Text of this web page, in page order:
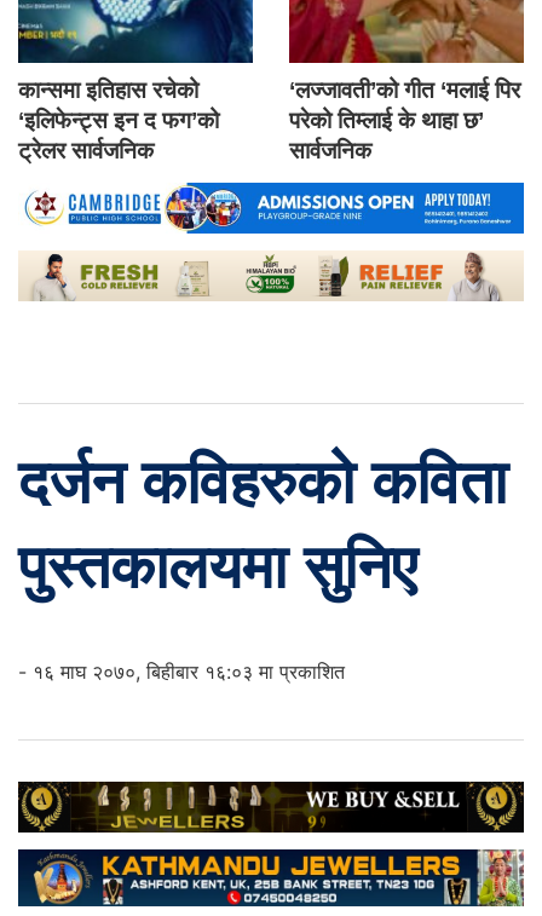
कान्समा इतिहास रचेको
‘इलिफेन्ट्स इन द फग’को
ट्रेलर सार्वजनिक
‘लज्जावती’को गीत ‘मलाई पिर
परेको तिम्लाई के थाहा छ’
सार्वजनिक
दर्जन कविहरुको कविता
पुस्तकालयमा सुनिए
- १६ माघ २०७०, बिहीबार १६:०३ मा प्रकाशित